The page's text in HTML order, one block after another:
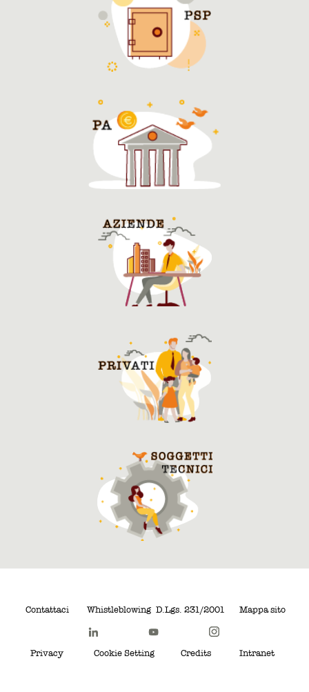
Contattaci Whistleblowing D.Lgs. 231/2001 Mappa sito
Privacy Cookie Setting Credits Intranet